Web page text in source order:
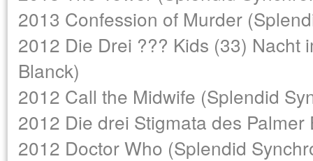
2013 Confession of Murder
2012 Die Drei ??? Kids (33) Nacht
Blanck)
2012 Call the Midwife (Splendid
2012 Die drei Stigmata des Palmer
2012 Doctor Who (Splendid